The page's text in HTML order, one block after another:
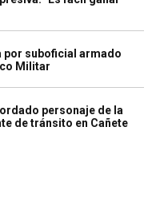
por suboficial armado
Militar
personaje de la
de tránsito en Cañete